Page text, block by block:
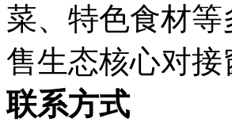
菜、特色食材
售生态核心对接
联系方式